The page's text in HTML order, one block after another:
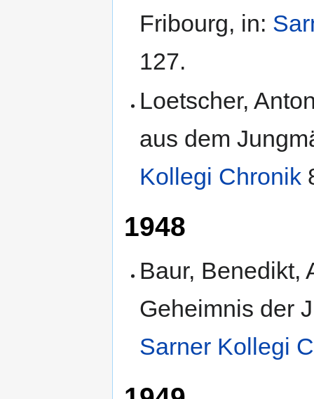
Fribourg, in:
127.
Loetscher,
aus dem
Kollegi Chronik
1948
Baur, Benedikt,
Geheimnis der
Sarner Kollegi